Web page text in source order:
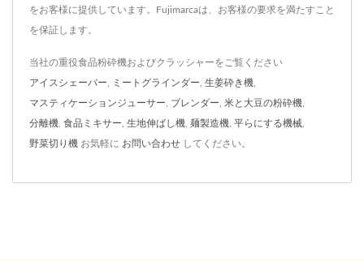
をお客様に提供しています。Fujimarcaは、お客様の要求を満たすこと
を保証します。
当社の重役食品粉砕機およびクラッシャーをご覧ください
アイスシェーバー ミートグラインダー 生姜砕き機
マスティケーションジューサー ブレンダー 米と大豆の粉砕機
分離機 食品ミキサー 生地伸ばし機 麺製造機 平らにする機械
野菜切り機 お気軽に お問い合わせ してください。